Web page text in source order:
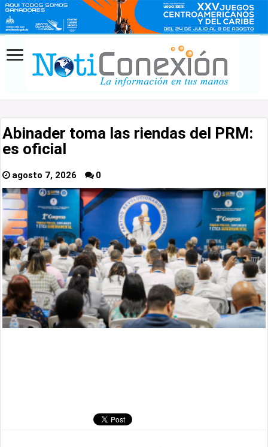
Abinader toma las riendas del PRM:
es oficial
agosto 7, 2026 0